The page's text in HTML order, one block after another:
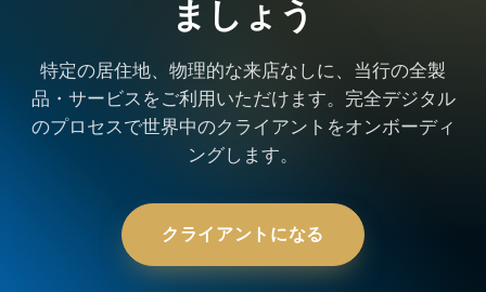
ましょう
特定の居住地、物理的な来店なしに、当行の全製
品・サービスをご利用いただけます。完全デジタル
のプロセスで世界中のクライアントをオンボーディ
ングします。
クライアントになる